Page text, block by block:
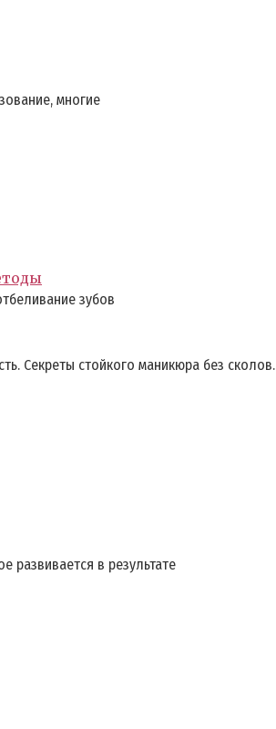
многие
зубов
Секреты стойкого маникюра без сколов.
развивается в результате